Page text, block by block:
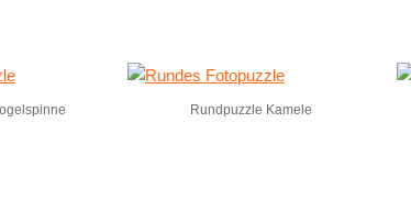
Rundpuzzle Kamele